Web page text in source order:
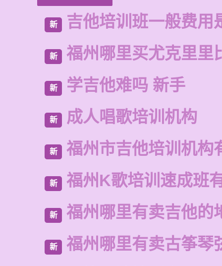
新 吉他培训班一般费用
新 福州哪里买尤克里里
新 学吉他难吗 新手
新 成人唱歌培训机构
新 福州市吉他培训机构
新 福州K歌培训速成班
新 福州哪里有卖吉他的
新 福州哪里有卖古筝琴